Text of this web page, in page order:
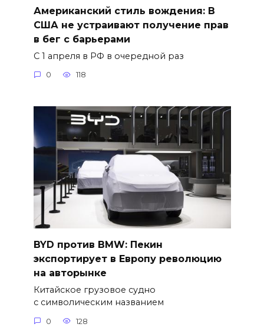
Американский стиль вождения: В
США не устраивают получение прав
в бег с барьерами
С 1 апреля в РФ в очередной раз
0 118
BYD против BMW: Пекин
экспортирует в Европу революцию
на авторынке
Китайское грузовое судно
с символическим названием
0 128